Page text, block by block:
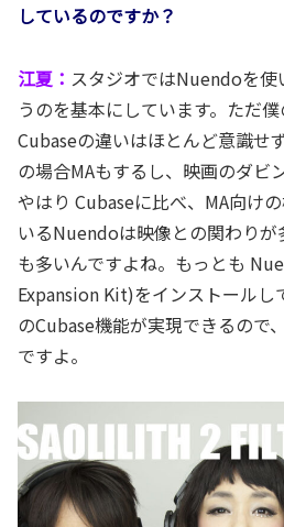
しているのですか？
江夏： スタジオではNuendoを使
うのを基本にしています。ただ
Cubaseの違いはほとんど意識せ
の場合MAもするし、映画のダビ
やはり Cubaseに比べ、MA向け
いるNuendoは映像との関わりが
も多いんですよね。もっとも
Expansion Kit)をインストールし
のCubase機能が実現できるので
ですよ。